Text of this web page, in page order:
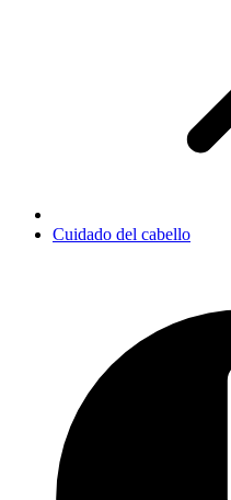
Cuidado del cabello